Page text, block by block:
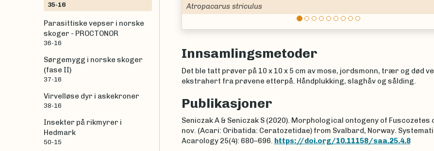
striculus
Innsamlingsmetoder
Det ble tatt prøver på 10 x 10 x 5 cm av mose, jordsmonn, trær og død
ekstrahert fra prøvene etterpå. Håndplukking, slaghåv og sålding.
Publikasjoner
Seniczak A & Seniczak S (2020). Morphological ontogeny of Fuscozetes
nov. (Acari: Oribatida: Ceratozetidae) from Svalbard, Norway.
Acarology 25(4): 680–696. https://doi.org/10.11158/saa.25.4.8
35-16
Parasittiske vepser i norske
skoger - PROCTONOR
36-16
Sørgemygg i norske skoger
(fase II)
37-16
Virvelløse dyr i askekroner
38-16
Insekter på rikmyrer i
Hedmark
50-15